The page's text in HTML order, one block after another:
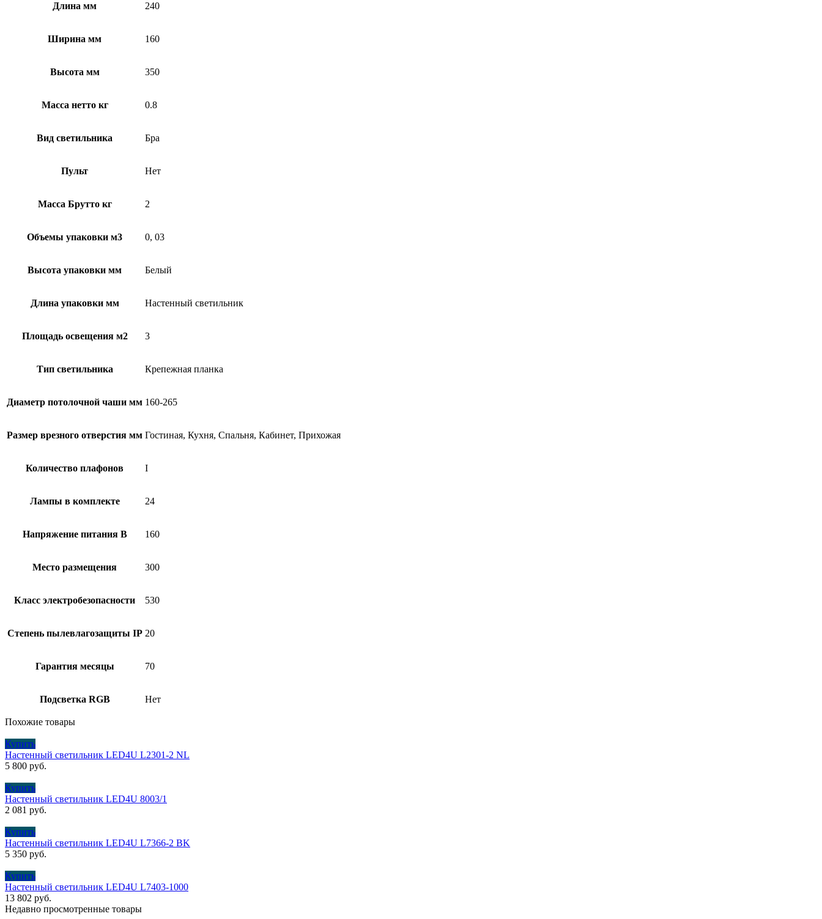
Длина мм 240
Ширина мм 160
Высота мм 350
Масса нетто кг 0.8
Вид светильника Бра
Пульт Нет
Масса Брутто кг 2
Объемы упаковки м3 0, 03
Высота упаковки мм Белый
Длина упаковки мм Настенный светильник
Площадь освещения м2 3
Тип светильника Крепежная планка
Диаметр потолочной чаши мм 160-265
Размер врезного отверстия мм Гостиная, Кухня, Спальня, Кабинет, Прихожая
Количество плафонов I
Лампы в комплекте 24
Напряжение питания В 160
Место размещения 300
Класс электробезопасности 530
Степень пылевлагозащиты IP 20
Гарантия месяцы 70
Подсветка RGB Нет
Похожие товары
Купить
Настенный светильник LED4U L2301-2 NL
5 800 руб.
Купить
Настенный светильник LED4U 8003/1
2 081 руб.
Купить
Настенный светильник LED4U L7366-2 BK
5 350 руб.
Купить
Настенный светильник LED4U L7403-1000
13 802 руб.
Недавно просмотренные товары